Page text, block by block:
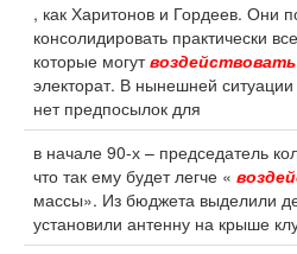
, как Харитонов и Гордеев. Они
консолидировать практически
которые могутвоздействовать
электорат. В нынешней
нет предпосылок для
в начале 90-х – председатель
что так ему будет легче «
массы». Из бюджета выделили
установили антенну на крыше